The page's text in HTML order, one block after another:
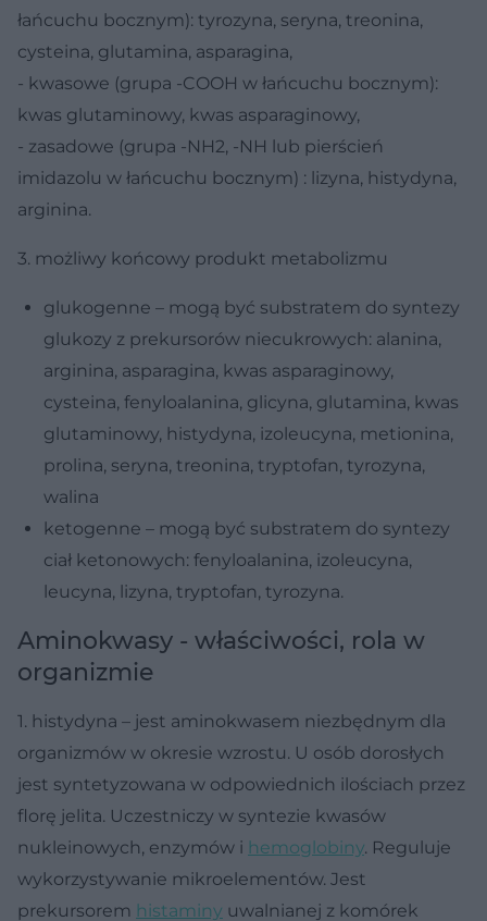
łańcuchu bocznym): tyrozyna, seryna, treonina,
cysteina, glutamina, asparagina,
- kwasowe (grupa -COOH w łańcuchu bocznym):
kwas glutaminowy, kwas asparaginowy,
- zasadowe (grupa -NH2, -NH lub pierścień
imidazolu w łańcuchu bocznym) : lizyna, histydyna,
arginina.
3. możliwy końcowy produkt metabolizmu
glukogenne – mogą być substratem do syntezy
glukozy z prekursorów niecukrowych: alanina,
arginina, asparagina, kwas asparaginowy,
cysteina, fenyloalanina, glicyna, glutamina, kwas
glutaminowy, histydyna, izoleucyna, metionina,
prolina, seryna, treonina, tryptofan, tyrozyna,
walina
ketogenne – mogą być substratem do syntezy
ciał ketonowych: fenyloalanina, izoleucyna,
leucyna, lizyna, tryptofan, tyrozyna.
Aminokwasy - właściwości, rola w
organizmie
1. histydyna – jest aminokwasem niezbędnym dla
organizmów w okresie wzrostu. U osób dorosłych
jest syntetyzowana w odpowiednich ilościach przez
florę jelita. Uczestniczy w syntezie kwasów
nukleinowych, enzymów i hemoglobiny. Reguluje
wykorzystywanie mikroelementów. Jest
prekursorem histaminy uwalnianej z komórek